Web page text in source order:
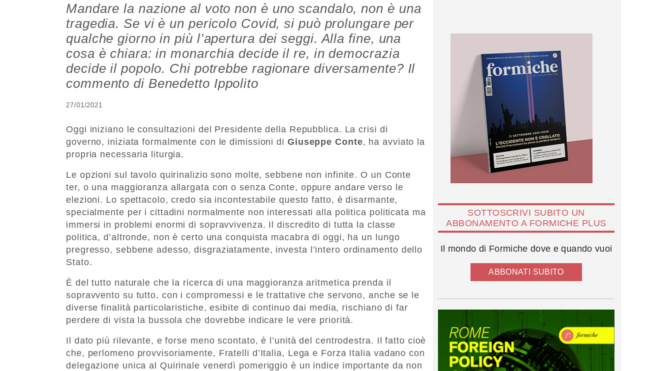
Mandare la nazione al voto non è uno scandalo, non è una
tragedia. Se vi è un pericolo Covid, si può prolungare per
qualche giorno in più l’apertura dei seggi. Alla fine, una
cosa è chiara: in monarchia decide il re, in democrazia
decide il popolo. Chi potrebbe ragionare diversamente? Il
commento di Benedetto Ippolito
27/01/2021
Oggi iniziano le consultazioni del Presidente della Repubblica. La crisi di
governo, iniziata formalmente con le dimissioni di Giuseppe Conte, ha avviato la
propria necessaria liturgia.
Le opzioni sul tavolo quirinalizio sono molte, sebbene non infinite. O un Conte
ter, o una maggioranza allargata con o senza Conte, oppure andare verso le
elezioni. Lo spettacolo, credo sia incontestabile questo fatto, è disarmante,
specialmente per i cittadini normalmente non interessati alla politica politicata ma
immersi in problemi enormi di sopravvivenza. Il discredito di tutta la classe
politica, d’altronde, non è certo una conquista macabra di oggi, ha un lungo
pregresso, sebbene adesso, disgraziatamente, investa l’intero ordinamento dello
Stato.
È del tutto naturale che la ricerca di una maggioranza aritmetica prenda il
sopravvento su tutto, con i compromessi e le trattative che servono, anche se le
diverse finalità particolaristiche, esibite di continuo dai media, rischiano di far
perdere di vista la bussola che dovrebbe indicare le vere priorità.
Il dato più rilevante, e forse meno scontato, è l’unità del centrodestra. Il fatto cioè
che, perlomeno provvisoriamente, Fratelli d’Italia, Lega e Forza Italia vadano con
delegazione unica al Quirinale venerdì pomeriggio è un indice importante da non
SOTTOSCRIVI SUBITO UN
ABBONAMENTO A FORMICHE PLUS
Il mondo di Formiche dove e quando vuoi
ABBONATI SUBITO